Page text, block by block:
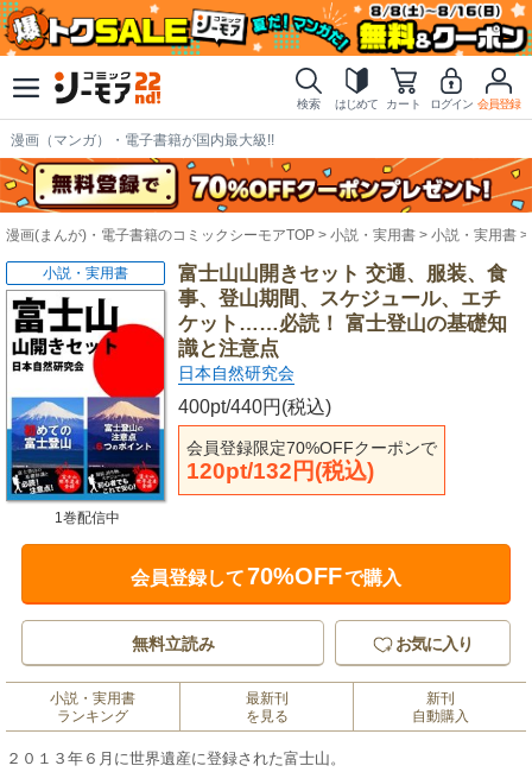
検索 はじめて カート ログイン 会員登録
漫画（マンガ）・電子書籍が国内最大級!!
漫画(まんが)・電子書籍のコミックシーモアTOP 小説・実用書 小説・実用書
富士山山開きセット 交通、服装、食
事、登山期間、スケジュール、エチ
ケット……必読！ 富士登山の基礎知
識と注意点
日本自然研究会
400pt/440円(税込)
会員登録限定70%OFFクーポンで
120pt/132円(税込)
小説・実用書
1巻配信中
会員登録して70%OFFで購入
無料立読み お気に入り
小説・実用書
ランキング
最新刊
を見る
新刊
自動購入
２０１３年６月に世界遺産に登録された富士山。